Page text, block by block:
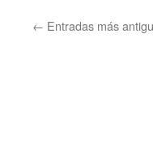
← Entradas más